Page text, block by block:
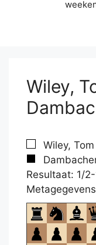
Wiley,
Wiley,
Resultaat: 1/